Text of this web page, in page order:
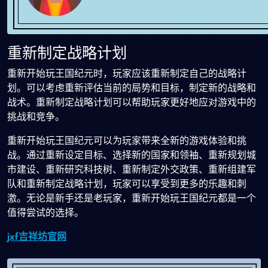
重新制定战略计划
重新开始玩王国纪元时，玩家应该重新制定自己的战略计
划。可以考虑重新评估当前的局势和目标，制定新的战略和
战术。重新制定战略计划可以帮助玩家更好地应对游戏中的
挑战和竞争。
重新开始玩王国纪元可以为玩家带来全新的游戏体验和挑
战。通过重新设定目标、选择新的国家和领袖、重新规划城
市建设、重新研究科技树、重新制定外交政策、重新组建军
队和重新制定战略计划，玩家可以享受到更多的乐趣和刺
激。无论是新手还是老玩家，重新开始玩王国纪元都是一个
值得尝试的选择。
jxf吉祥坊官网